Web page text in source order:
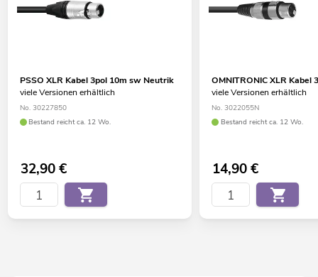
PSSO XLR Kabel 3pol 10m sw Neutrik
viele Versionen erhältlich
No. 30227850
Bestand reicht ca. 12 Wo.
32,90€
OMNITRONIC XLR Kabel
viele Versionen erhältlich
No. 3022055N
Bestand reicht ca. 12 Wo.
14,90€